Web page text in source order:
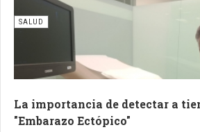
SALUD
La importancia de detectar a
"Embarazo Ectópico"